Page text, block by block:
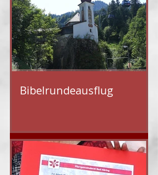
Bibelrundeausflug